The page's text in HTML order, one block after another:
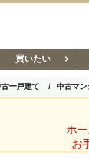
買いたい
一戸建て 中古マン
ホ
お